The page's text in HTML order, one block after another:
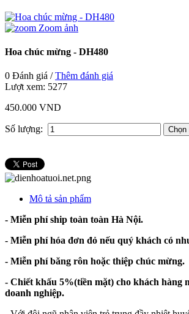
Zoom ảnh
Hoa chúc mừng - DH480
0 Đánh giá /Thêm đánh giá
Lượt xem: 5277
450.000 VND
Số lượng:
Mô tả sản phẩm
- Miễn phí ship toàn toàn Hà Nội.
- Miễn phí hóa đơn đỏ nếu quý khách có
- Miễn phí băng rôn hoặc thiệp chúc mừng.
- Chiết khấu 5%(tiền mặt) cho khách hàng
doanh nghiệp.